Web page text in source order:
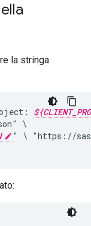
la stringa
" \ "https://